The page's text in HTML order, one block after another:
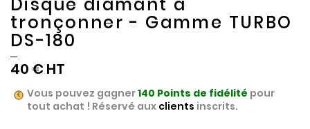
tronçonner - Gamme TURBO
DS-180
40 €
Vous pouvez gagner140 Points de fidélité pour
tout achat ! Réservé aux clients inscrits.